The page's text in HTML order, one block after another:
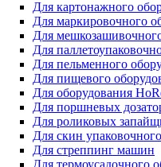
Для картонажного
Для маркировочного
Для
Для
Для пельменного
Для пищевого
Для оборудования
Для поршневых
Для роликовых
Для скин
Для стреппинг машин
Для термоусадочного